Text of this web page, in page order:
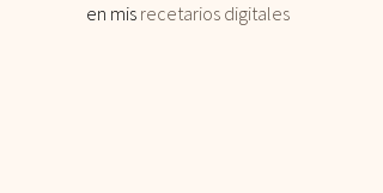
en mis recetarios digitales